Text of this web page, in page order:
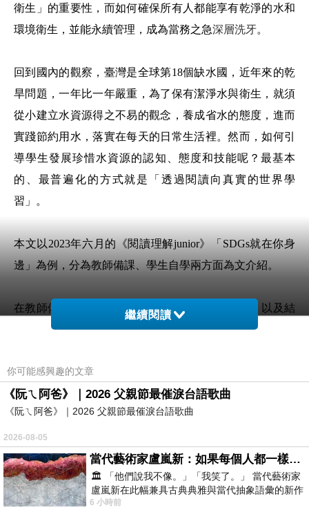
衛生」的重要性，而如何確保所有人都能享有乾淨的水和
環境衛生，並能永續管理，成為當務之急深層洗牙。
回到國內的觀察，臺灣是全球第18個缺水國，近年來的乾
旱問題，一年比一年嚴重，為了保有潔淨水與衛生，就須
從小建立水資源得之不易的觀念，養成省水的態度，進而
實踐節約用水，落實在每天的日常生活裡。然而，如何引
導學生發展珍惜水資源的認知、態度和技能呢？最基本
的、最普遍化的方式就是「透過閱讀向真實的世界學
習」。
本文以2023年六月的《閱讀理解junior》「SDGs就在你身
邊」為例，分為教師備課、學生自學兩方面為文介紹。
在教師備課方面，可以融入自然領域、社會領域，以及結
合環境教育、性別平等教育、家庭教育等議題。例如先瀏
方式聚集學生的注意力，再運用第2篇〈拯救地球大作戰遊
戲〉，透過有趣的遊戲引起學習動機，接著是引導學生閱
讀第3篇文章〈臺灣水資源，沒你想的那麼多〉。教師分別
從「你用的自來水得之不易」、「未來全球一半的人會缺
水」、「臺灣用水量已到奢侈程度」三個面向，帶領學生
閱讀後討論臺灣在氣候和地形等先天條件不足之下，如何
規劃全台穩定的供水量，並且配合雨量折線圖、地形剖面
繼續閱讀
你可能感興趣的文章
《阮ㄟ阿爸》｜2026 父親節最催淚台語歌曲
《阮ㄟ阿爸》｜2026 父親節最催淚台語歌曲
2026-08-05
當代藝術家盧嵐新：如果每個人都一樣，這世界該有多無聊？
🏛️ 「他們說我不像。」「我笑了。」 當代藝術家
盧嵐新在此幅兼具古典典雅與當代抽象語彙的新作
中，以沈靜的藍色空間為背景，描繪了
6 小時前